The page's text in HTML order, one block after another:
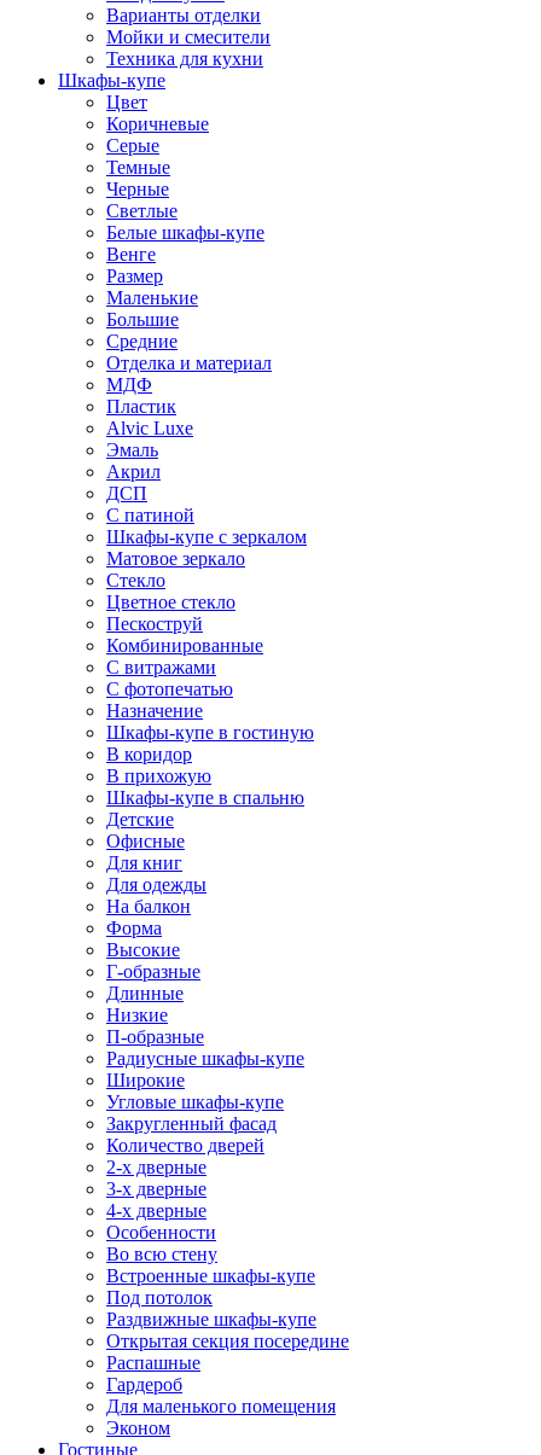
Варианты отделки
Мойки и смесители
Техника для кухни
Шкафы-купе
Цвет
Коричневые
Серые
Темные
Черные
Светлые
Белые шкафы-купе
Венге
Размер
Маленькие
Большие
Средние
Отделка и материал
МДФ
Пластик
Alvic Luxe
Эмаль
Акрил
ДСП
С патиной
Шкафы-купе с зеркалом
Матовое зеркало
Стекло
Цветное стекло
Пескоструй
Комбинированные
С витражами
С фотопечатью
Назначение
Шкафы-купе в гостиную
В коридор
В прихожую
Шкафы-купе в спальню
Детские
Офисные
Для книг
Для одежды
На балкон
Форма
Высокие
Г-образные
Длинные
Низкие
П-образные
Радиусные шкафы-купе
Широкие
Угловые шкафы-купе
Закругленный фасад
Количество дверей
2-х дверные
3-х дверные
4-х дверные
Особенности
Во всю стену
Встроенные шкафы-купе
Под потолок
Раздвижные шкафы-купе
Открытая секция посередине
Распашные
Гардероб
Для маленького помещения
Эконом
Гостиные